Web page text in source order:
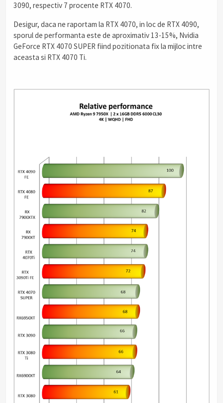
3090, respectiv 7 procente RTX 4070.
Desigur, daca ne raportam la RTX 4070, in loc de RTX 4090,
sporul de performanta este de aproximativ 13-15%, Nvidia
GeForce RTX 4070 SUPER fiind pozitionata fix la mijloc intre
aceasta si RTX 4070 Ti.